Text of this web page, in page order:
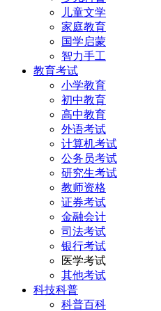
儿童文学
家庭教育
国学启蒙
智力手工
教育考试
小学教育
初中教育
高中教育
外语考试
计算机考试
公务员考试
研究生考试
教师资格
证券考试
金融会计
司法考试
银行考试
医学考试
其他考试
科技科普
科普百科